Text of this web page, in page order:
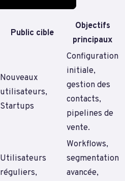
Public cible
Objectifs
principaux
Nouveaux
utilisateurs,
Startups
Configuration
initiale,
gestion des
contacts,
pipelines de
vente.
Utilisateurs
réguliers,
Workflows,
segmentation
avancée,